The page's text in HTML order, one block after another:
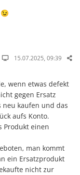
15.07.2025, 09:39
wenn etwas defekt
gegen Ersatz
neu kaufen und das
aufs Konto.
Produkt einen
man kommt
ein Ersatzprodukt
nicht zur